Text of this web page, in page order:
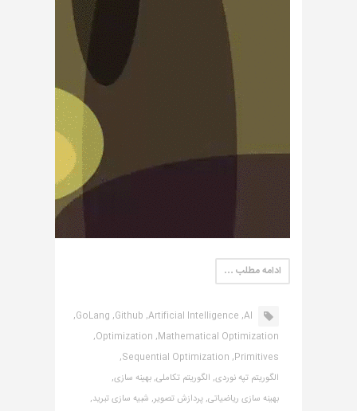
ادامه مطلب …
AI,
Artificial Intelligence,
Github,
GoLang,
Mathematical Optimization,
Optimization,
Primitives,
Sequential Optimization,
الگوریتم تپه نوردی, الگوریتم تکاملی,بهینه سازی,
بهینه سازی ریاضیاتی,پردازش تصویر, شبیه سازی تبرید,